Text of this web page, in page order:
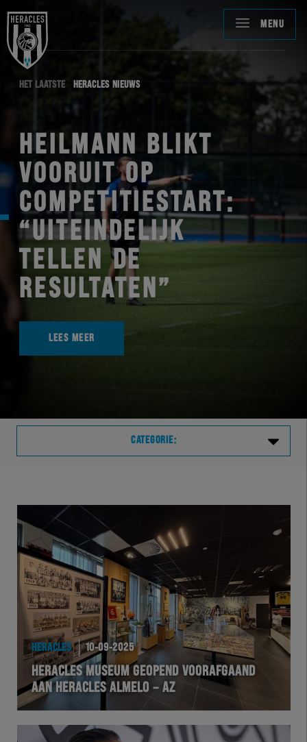
MENU
HET LAATSTE HERACLES NIEUWS
HEILMANN BLIKT
VOORUIT OP
COMPETITIESTART:
“UITEINDELIJK
TELLEN DE
RESULTATEN”
LEES MEER
CATEGORIE:
VVVHER
TELHER
HERVOL
HEREXC
EXCHER
VOLHER
HERTEL
HERACLES 10-09-2025
HERACLES MUSEUM GEOPEND VOORAFGAAND
AAN HERACLES ALMELO – AZ